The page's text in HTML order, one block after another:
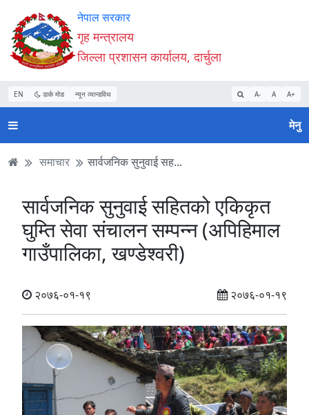
Accessibility
Mode
सुरु
गर्नुहोस्
सामाग्री
पढ्नुहाेस्
नेभिगेसन
पढ्नुहाेस्
वेबसाइट
खोजमा
जानुहोस्
नेपाल सरकार
गृह मन्त्रालय
जिल्ला प्रशासन कार्यालय, दार्चुला
EN डार्क मोड न्यून व्यान्डविथ A- A A+
मेनु
समाचार सार्वजनिक सुनुवाई सह...
सार्वजनिक सुनुवाई सहितको एकिकृत
घुम्ति सेवा संचालन सम्पन्‍न (अपिहिमाल
गाउँपालिका, खण्डेश्वरी)
२०७६-०१-१९ २०७६-०१-१९